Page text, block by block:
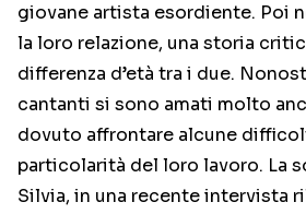
giovane artista esordiente. Poi
la loro relazione, una storia
differenza d’età tra i due.
cantanti si sono amati molto
dovuto affrontare alcune
particolarità del loro lavoro. La
Silvia, in una recente intervista